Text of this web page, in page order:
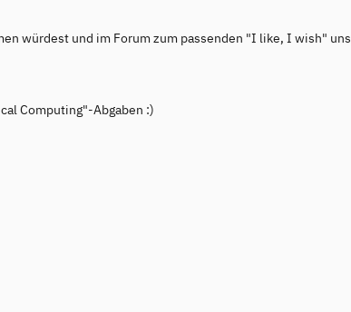
würdest und im Forum zum passenden "I like, I wish" uns
Computing"-Abgaben :)